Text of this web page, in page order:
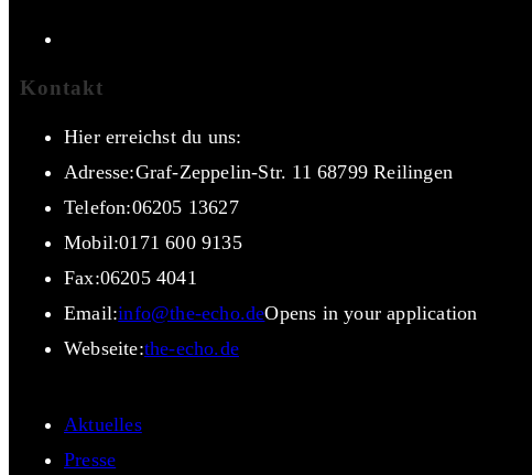
Kontakt
Hier erreichst du uns:
Adresse:Graf-Zeppelin-Str. 11 68799 Reilingen
Telefon:06205 13627
Mobil:0171 600 9135
Fax:06205 4041
Email:info@the-echo.deOpens in your application
Webseite:the-echo.de
Aktuelles
Presse